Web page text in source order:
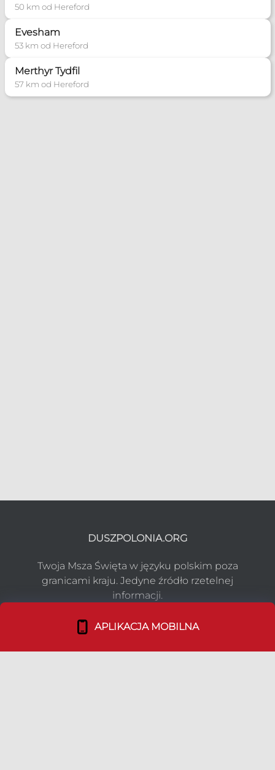
50 km od Hereford
Evesham
53 km od Hereford
Merthyr Tydfil
57 km od Hereford
DUSZPOLONIA.ORG
Twoja Msza Święta w języku polskim poza
granicami kraju. Jedyne źródło rzetelnej
informacji.
NASZ PROJEKT
APLIKACJA MOBILNA